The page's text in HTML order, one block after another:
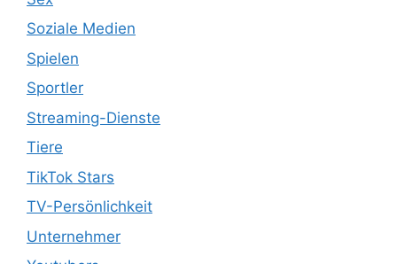
Soziale Medien
Spielen
Sportler
Streaming-Dienste
Tiere
TikTok Stars
TV-Persönlichkeit
Unternehmer